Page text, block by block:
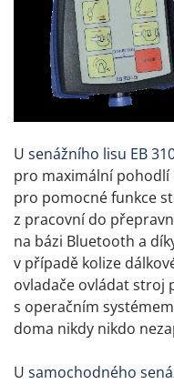
U senážního lisu EB
pro maximální pohodlí
pro pomocné funkce
z pracovní do
na bázi Bluetooth a
v případě kolize
ovladače ovládat stroj
s operačním
doma nikdy nikdo
U samochodného